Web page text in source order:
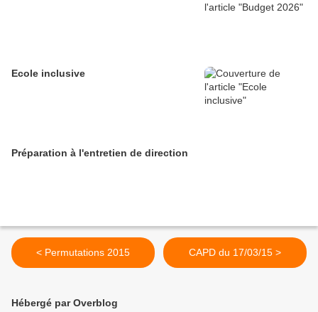
Ecole inclusive
Préparation à l'entretien de direction
< Permutations 2015 CAPD du 17/03/15 >
Hébergé par Overblog